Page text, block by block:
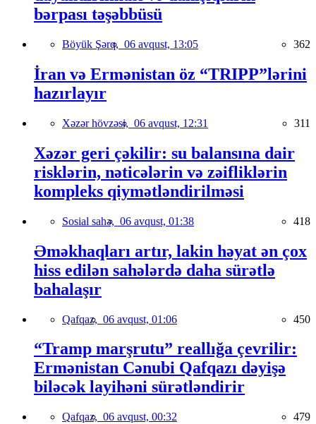
bərpası təşəbbüsü
Böyük Şərq, 06 avqust, 13:05 362
İran və Ermənistan öz “TRIPP”lərini
hazırlayır
Xəzər hövzəsi, 06 avqust, 12:31 311
Xəzər geri çəkilir: su balansına dair
risklərin, nəticələrin və zəifliklərin
kompleks qiymətləndirilməsi
Sosial sahə, 06 avqust, 01:38 418
Əməkhaqları artır, lakin həyat ən çox
hiss edilən sahələrdə daha sürətlə
bahalaşır
Qafqaz, 06 avqust, 01:06 450
“Tramp marşrutu” reallığa çevrilir:
Ermənistan Cənubi Qafqazı dəyişə
biləcək layihəni sürətləndirir
Qafqaz, 06 avqust, 00:32 479